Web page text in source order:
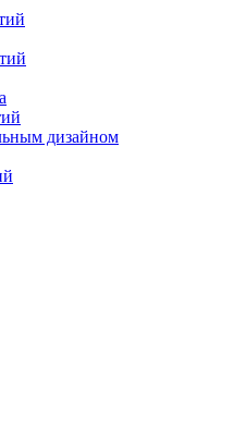
дизайном